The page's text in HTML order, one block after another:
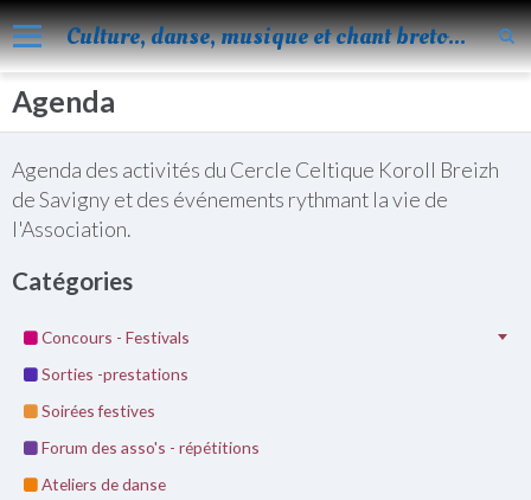
Culture, danse, musique et chant bretons
Accueil
Blog
Facebook
Les évènements
Album
Vidéos
Agenda
Agenda
Agenda des activités du Cercle Celtique Koroll Breizh
de Savigny et des événements rythmant la vie de
l'Association.
Catégories
Concours - Festivals
Sorties -prestations
Soirées festives
Forum des asso's - répétitions
Ateliers de danse